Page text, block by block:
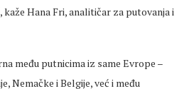
Hana Fri, analitičar za putovanja i
među putnicima iz same Evrope –
Nemačke i Belgije, već i među